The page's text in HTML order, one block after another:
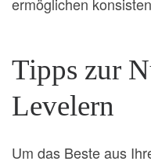
ermöglichen
Tipps zur
Levelern
Um das Beste aus